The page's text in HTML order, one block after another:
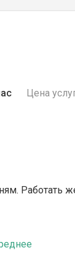
Цена
Работать